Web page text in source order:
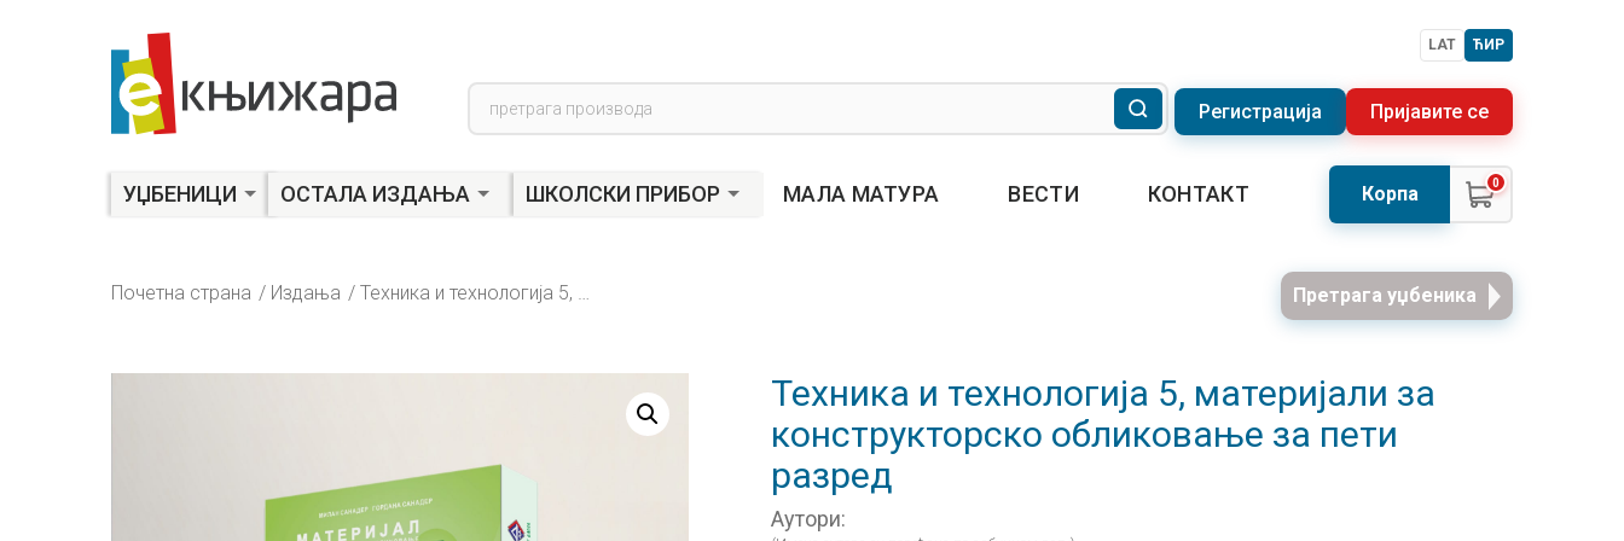
LAT ЋИР
Products
search
Регистрација Пријавите се
УЏБЕНИЦИ ОСТАЛА ИЗДАЊА ШКОЛСКИ ПРИБОР МАЛА МАТУРА ВЕСТИ КОНТАКТ Корпа 0
Почетна страна Издања Претрага уџбеника
Техника и технологија 5, материјали за
конструкторско обликовање за пети
разред
Аутори: